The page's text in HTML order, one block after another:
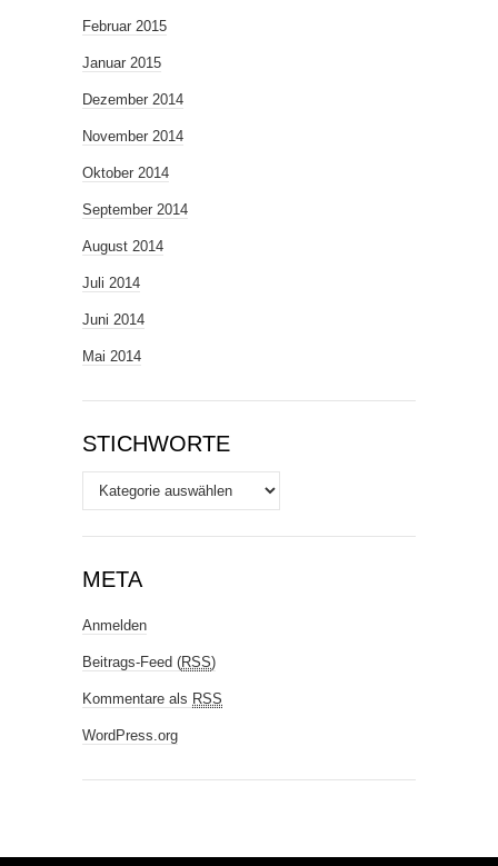
Februar 2015
Januar 2015
Dezember 2014
November 2014
Oktober 2014
September 2014
August 2014
Juli 2014
Juni 2014
Mai 2014
STICHWORTE
Stichworte
META
Anmelden
Beitrags-Feed (RSS)
Kommentare als RSS
WordPress.org